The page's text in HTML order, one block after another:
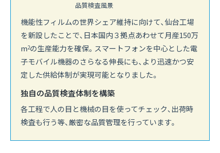
品質検査風景
機能性フィルムの世界シェア維持に向けて、仙台工場
を新設したことで、日本国内３拠点あわせて月産150万
m2の生産能力を確保。スマートフォンを中心とした電
子モバイル機器のさらなる伸長にも、より迅速かつ安
定した供給体制が実現可能となりました。
独自の品質検査体制を構築
各工程で人の目と機械の目を使ってチェック、出荷時
検査も行う等、厳密な品質管理を行っています。